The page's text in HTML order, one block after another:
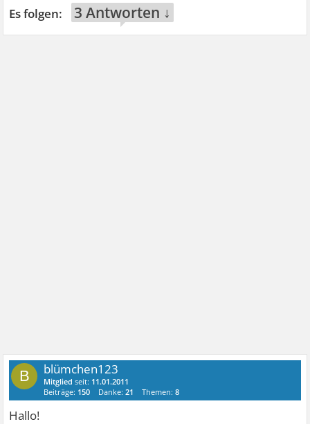
3 Antworten ↓
B blümchen123
Mitglied seit: 11.01.2011
Beiträge: 150 Danke:21 Themen:8
Hallo!